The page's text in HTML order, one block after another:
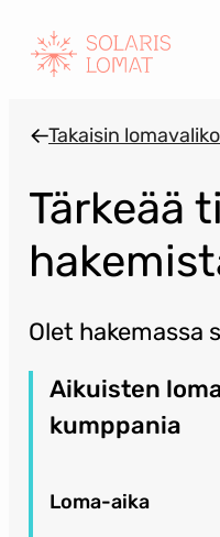
sisältöön
Takaisin
Tärkeää
Olet hakemassa
Aikuisten
kumppania
Loma-aika